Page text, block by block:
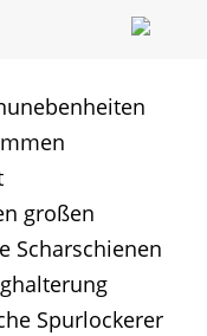
großen
Scharschienen
Spurlockerer